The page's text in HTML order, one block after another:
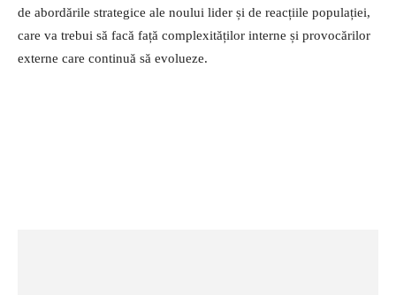
de abordările strategice ale noului lider și de reacțiile populației,
care va trebui să facă față complexităților interne și provocărilor
externe care continuă să evolueze.